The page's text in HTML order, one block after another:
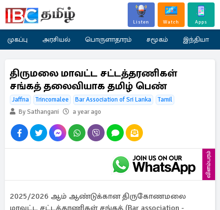
Listen Watch Apps
முகப்பு அரசியல் பொருளாதாரம் சமூகம் இந்தியா
திருமலை மாவட்ட சட்டத்தரணிகள்
சங்கத் தலைவியாக தமிழ் பெண்
Jaffna Trincomalee Bar Association of Sri Lanka
Tamil
By Sathangani
a year ago
விளம்பரம்
2025/2026 ஆம் ஆண்டுக்கான திருகோணமலை
மாவட்ட சட்டத்தரணிகள் சங்கத் (Bar association -